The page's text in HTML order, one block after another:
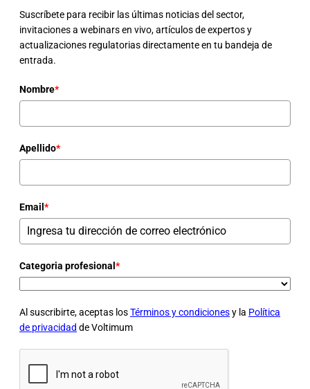
Suscríbete para recibir las últimas noticias del sector,
invitaciones a webinars en vivo, artículos de expertos y
actualizaciones regulatorias directamente en tu bandeja de
entrada.
Nombre*
Apellido*
Email *
Categoria profesional *
Al suscribirte, aceptas losTérminos y condicionesy la Política
de privacidad de Voltimum